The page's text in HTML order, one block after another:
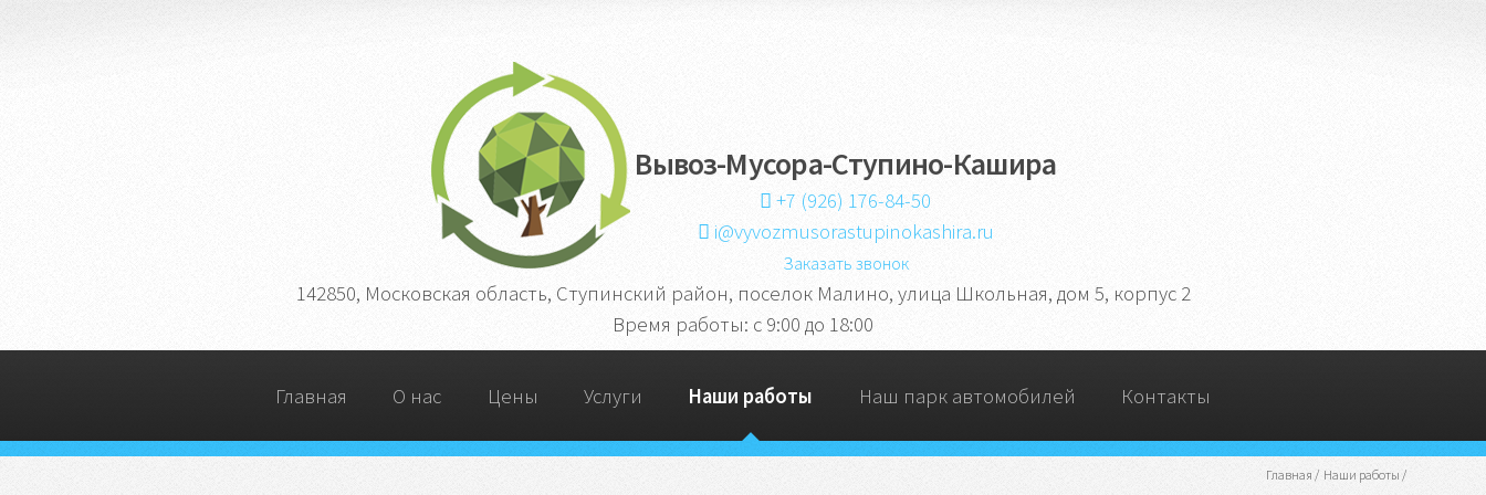
Вывоз-Мусора-Ступино-Кашира
+7 (926) 176-84-50
i@vyvozmusorastupinokashira.ru
Заказать звонок
142850, Московская область, Ступинский район, поселок Малино, улица Школьная, дом 5, корпус 2
Время работы: c 9:00 до 18:00
Главная О нас Цены Услуги Наши работы Наш парк автомобилей Контакты
Главная / Наши работы /